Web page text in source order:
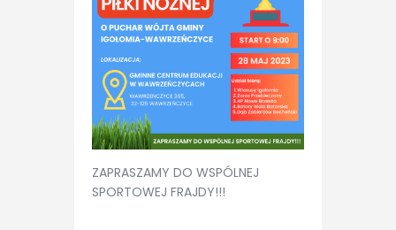
ZAPRASZAMY DO WSPÓLNEJ
SPORTOWEJ FRAJDY!!!